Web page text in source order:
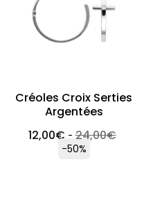
Créoles Croix Serties
Argentées
12,00€ -24,00€
-50%